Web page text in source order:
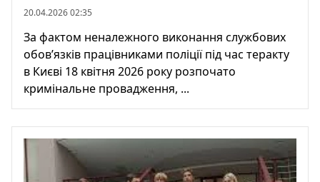
20.04.2026 02:35
За фактом неналежного виконання службових
обовʼязків працівниками поліції під час теракту
в Києві 18 квітня 2026 року розпочато
кримінальне провадження, ...